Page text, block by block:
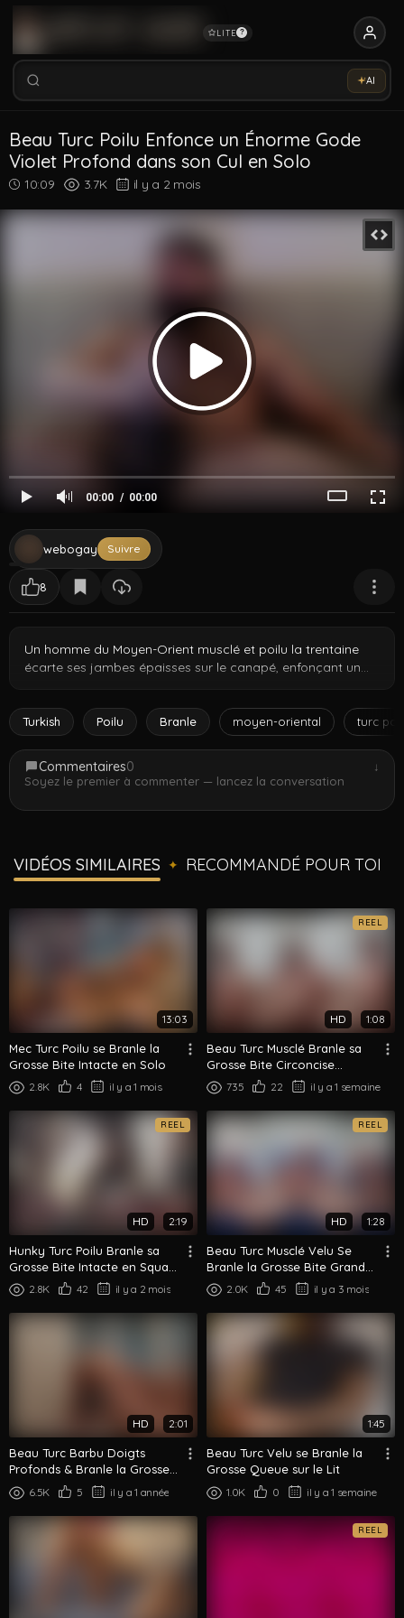
LITE ?
Rechercher vidéos, modèles, tags...
AI
Beau Turc Poilu Enfonce un Énorme Gode
Violet Profond dans son Cul en Solo
10:09 3.7K il y a 2 mois
00:00 00:00
webogay Suivre
8
Un homme du Moyen-Orient musclé et poilu la trentaine
écarte ses jambes épaisses sur le canapé, enfonçant un
barbu en selfie, pilosité corporelle extrême de la poitrine à
l'aine. Jeu anal avec jouet pour ce bear turc.
Turkish Poilu Branle moyen-oriental turc
Commentaires0
Soyez le premier à commenter — lancez la conversation
↓
VIDÉOS SIMILAIRES ✦ RECOMMANDÉ POUR TOI
13:03
Mec Turc Poilu se Branle la
Grosse Bite Intacte en Solo
2.8K 4 il y a 1 mois
REEL
HD 1:08
Beau Turc Musclé Branle sa
Grosse Bite Circoncise
Jambes Écartées
735 22 il y a 1 semaine
REEL
HD 2:19
Hunky Turc Poilu Branle sa
Grosse Bite Intacte en Squat
Profond
2.8K 42 il y a 2 mois
REEL
HD 1:28
Beau Turc Musclé Velu Se
Branle la Grosse Bite Grande
Ouverte
2.0K 45 il y a 3 mois
HD 2:01
Beau Turc Barbu Doigts
Profonds & Branle la Grosse
Bite de son Copain
6.5K 5 il y a 1 année
1:45
Beau Turc Velu se Branle la
Grosse Queue sur le Lit
1.0K 0 il y a 1 semaine
REEL